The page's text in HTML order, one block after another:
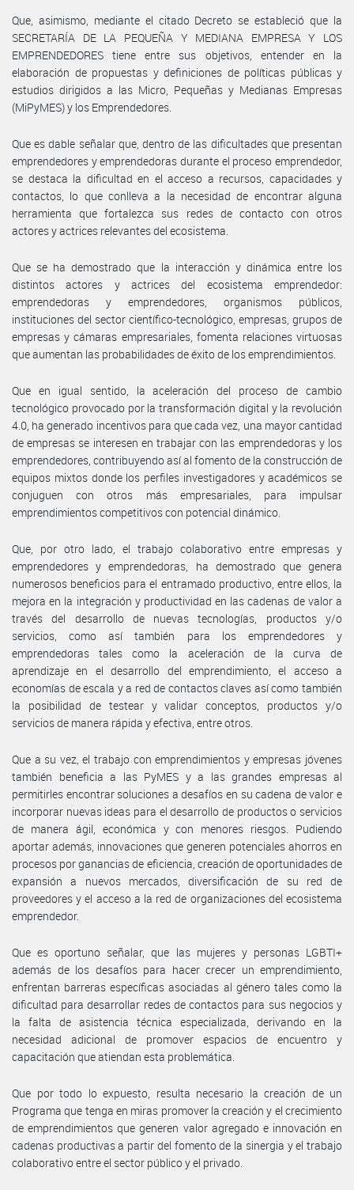
Que, asimismo, mediante el citado Decreto se estableció que la
SECRETARÍA DE LA PEQUEÑA Y MEDIANA EMPRESA Y LOS
EMPRENDEDORES tiene entre sus objetivos, entender en la
elaboración de propuestas y definiciones de políticas públicas y
estudios dirigidos a las Micro, Pequeñas y Medianas Empresas
(MiPyMES) y los Emprendedores.
Que es dable señalar que, dentro de las dificultades que presentan
emprendedores y emprendedoras durante el proceso emprendedor,
se destaca la dificultad en el acceso a recursos, capacidades y
contactos, lo que conlleva a la necesidad de encontrar alguna
herramienta que fortalezca sus redes de contacto con otros
actores y actrices relevantes del ecosistema.
Que se ha demostrado que la interacción y dinámica entre los
distintos actores y actrices del ecosistema emprendedor:
emprendedoras y emprendedores, organismos públicos,
instituciones del sector científico-tecnológico, empresas, grupos de
empresas y cámaras empresariales, fomenta relaciones virtuosas
que aumentan las probabilidades de éxito de los emprendimientos.
Que en igual sentido, la aceleración del proceso de cambio
tecnológico provocado por la transformación digital y la revolución
4.0, ha generado incentivos para que cada vez, una mayor cantidad
de empresas se interesen en trabajar con las emprendedoras y los
emprendedores, contribuyendo así al fomento de la construcción de
equipos mixtos donde los perfiles investigadores y académicos se
conjuguen con otros más empresariales, para impulsar
emprendimientos competitivos con potencial dinámico.
Que, por otro lado, el trabajo colaborativo entre empresas y
emprendedores y emprendedoras, ha demostrado que genera
numerosos beneficios para el entramado productivo, entre ellos, la
mejora en la integración y productividad en las cadenas de valor a
través del desarrollo de nuevas tecnologías, productos y/o
servicios, como así también para los emprendedores y
emprendedoras tales como la aceleración de la curva de
aprendizaje en el desarrollo del emprendimiento, el acceso a
economías de escala y a red de contactos claves así como también
la posibilidad de testear y validar conceptos, productos y/o
servicios de manera rápida y efectiva, entre otros.
Que a su vez, el trabajo con emprendimientos y empresas jóvenes
también beneficia a las PyMES y a las grandes empresas al
permitirles encontrar soluciones a desafíos en su cadena de valor e
incorporar nuevas ideas para el desarrollo de productos o servicios
de manera ágil, económica y con menores riesgos. Pudiendo
aportar además, innovaciones que generen potenciales ahorros en
procesos por ganancias de eficiencia, creación de oportunidades de
expansión a nuevos mercados, diversificación de su red de
proveedores y el acceso a la red de organizaciones del ecosistema
emprendedor.
Que es oportuno señalar, que las mujeres y personas LGBTI+
además de los desafíos para hacer crecer un emprendimiento,
enfrentan barreras específicas asociadas al género tales como la
dificultad para desarrollar redes de contactos para sus negocios y
la falta de asistencia técnica especializada, derivando en la
necesidad adicional de promover espacios de encuentro y
capacitación que atiendan esta problemática.
Que por todo lo expuesto, resulta necesario la creación de un
Programa que tenga en miras promover la creación y el crecimiento
de emprendimientos que generen valor agregado e innovación en
cadenas productivas a partir del fomento de la sinergia y el trabajo
colaborativo entre el sector público y el privado.